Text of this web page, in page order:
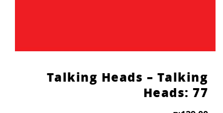
Talking Heads – Talking
Heads: 77